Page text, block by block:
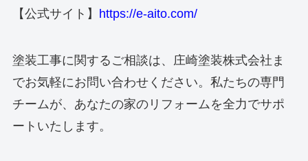
【公式サイト】
https://e-aito.com/
塗装工事に関するご相談は、庄崎塗装株式会社ま
でお気軽にお問い合わせください。私たちの専門
チームが、あなたの家のリフォームを全力でサポ
ートいたします。